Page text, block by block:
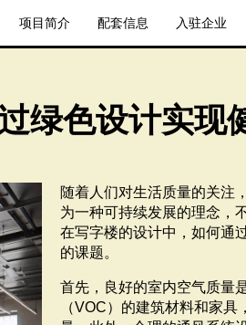
项目简介 配套信息 入驻企业
绿色设计实现
随着人们对生活质量的关注
为一种可持续发展的理念，
在写字楼的设计中，如何通
的课题。
首先，良好的室内空气质量
（VOC）的建筑材料和家